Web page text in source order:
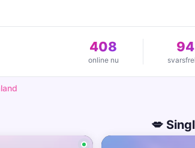
408
online nu
💋